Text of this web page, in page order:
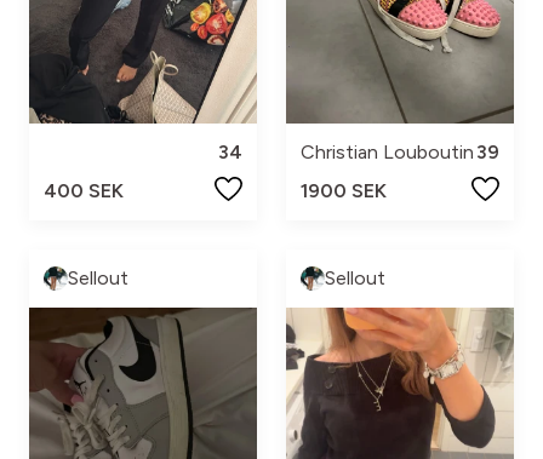
34
400 SEK
Christian Louboutin 39
1900 SEK
Sellout Sellout